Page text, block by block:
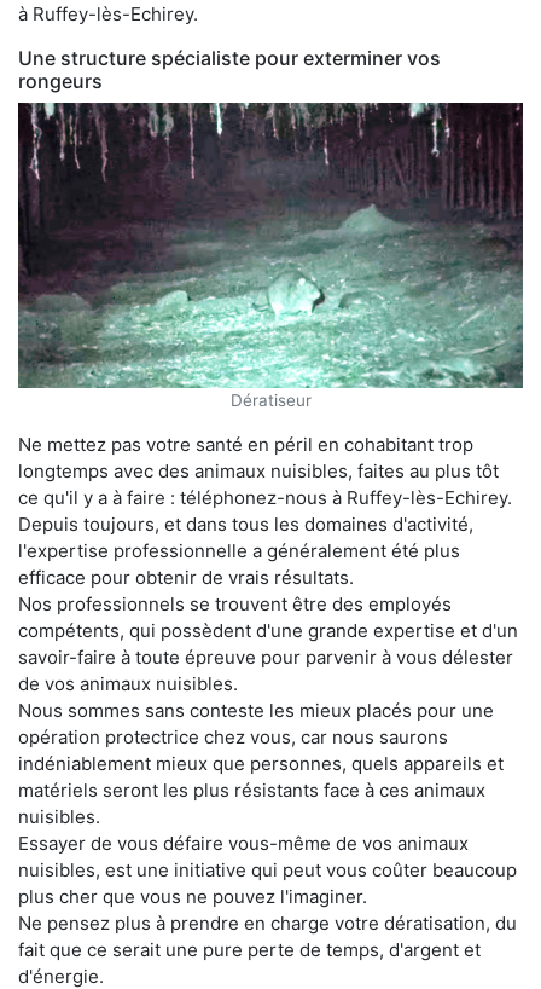
à Ruffey-lès-Echirey.
Une structure spécialiste pour exterminer vos
rongeurs
Dératiseur
Ne mettez pas votre santé en péril en cohabitant trop
longtemps avec des animaux nuisibles, faites au plus tôt
ce qu'il y a à faire : téléphonez-nous à Ruffey-lès-Echirey.
Depuis toujours, et dans tous les domaines d'activité,
l'expertise professionnelle a généralement été plus
efficace pour obtenir de vrais résultats.
Nos professionnels se trouvent être des employés
compétents, qui possèdent d'une grande expertise et d'un
savoir-faire à toute épreuve pour parvenir à vous délester
de vos animaux nuisibles.
Nous sommes sans conteste les mieux placés pour une
opération protectrice chez vous, car nous saurons
indéniablement mieux que personnes, quels appareils et
matériels seront les plus résistants face à ces animaux
nuisibles.
Essayer de vous défaire vous-même de vos animaux
nuisibles, est une initiative qui peut vous coûter beaucoup
plus cher que vous ne pouvez l'imaginer.
Ne pensez plus à prendre en charge votre dératisation, du
fait que ce serait une pure perte de temps, d'argent et
d'énergie.